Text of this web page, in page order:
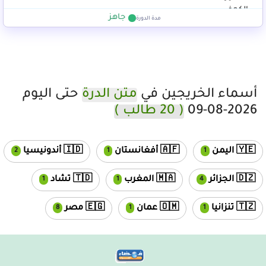
مدة الدورة جاهز
أسماء الخريجين في متن الدرة حتى اليوم
2026-08-09
( 20 طالب )
🇾🇪 اليمن 1
unread messages
🇦🇫 أفغانستان 1
unread messages
🇮🇩 أندونيسيا 2
🇩🇿 الجزائر 4
unread messages
🇲🇦 المغرب 1
unread messages
🇹🇩 تشاد 1
🇹🇿 تنزانيا 1
unread messages
🇴🇲 عمان 1
unread messages
🇪🇬 مصر 8
messages